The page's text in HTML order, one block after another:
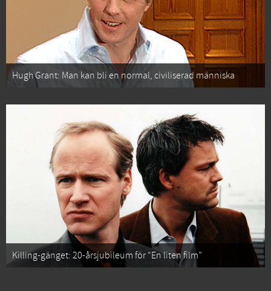
Hugh Grant: Man kan bli en normal, civiliserad människa
Killing-gänget: 20-årsjubileum för “En liten film”